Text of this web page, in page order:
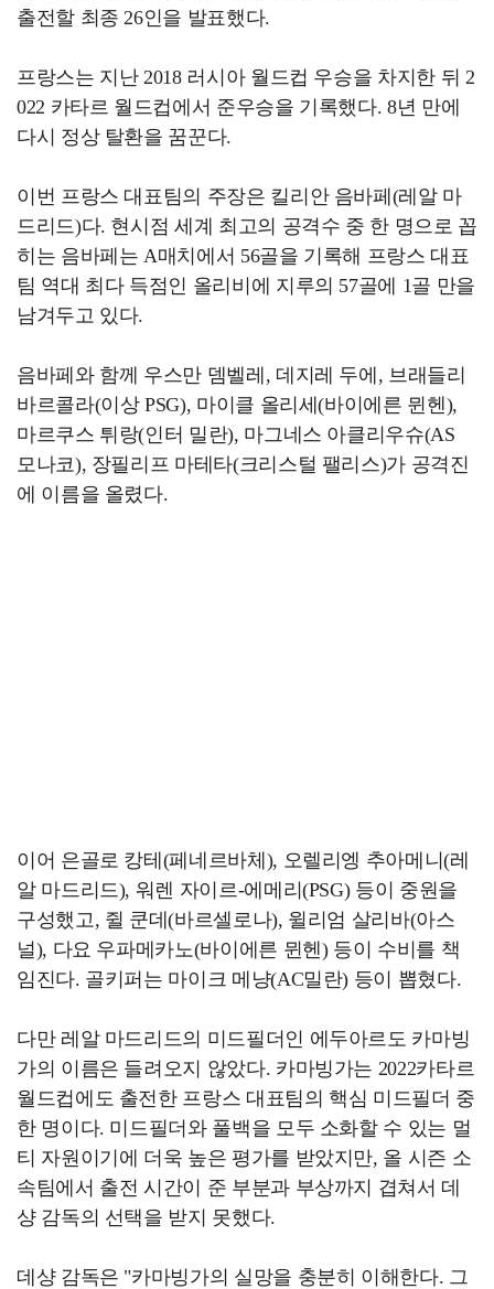
출전할 최종 26인을 발표했다.
프랑스는 지난 2018 러시아 월드컵 우승을 차지한 뒤 2
022 카타르 월드컵에서 준우승을 기록했다. 8년 만에
다시 정상 탈환을 꿈꾼다.
이번 프랑스 대표팀의 주장은 킬리안 음바페(레알 마
드리드)다. 현시점 세계 최고의 공격수 중 한 명으로 꼽
히는 음바페는 A매치에서 56골을 기록해 프랑스 대표
팀 역대 최다 득점인 올리비에 지루의 57골에 1골 만을
남겨두고 있다.
음바페와 함께 우스만 뎀벨레, 데지레 두에, 브래들리
바르콜라(이상 PSG), 마이클 올리세(바이에른 뮌헨),
마르쿠스 튀랑(인터 밀란), 마그네스 아클리우슈(AS
모나코), 장필리프 마테타(크리스털 팰리스)가 공격진
에 이름을 올렸다.
이어 은골로 캉테(페네르바체), 오렐리엥 추아메니(레
알 마드리드), 워렌 자이르-에메리(PSG) 등이 중원을
구성했고, 쥘 쿤데(바르셀로나), 윌리엄 살리바(아스
널), 다요 우파메카노(바이에른 뮌헨) 등이 수비를 책
임진다. 골키퍼는 마이크 메냥(AC밀란) 등이 뽑혔다.
다만 레알 마드리드의 미드필더인 에두아르도 카마빙
가의 이름은 들려오지 않았다. 카마빙가는 2022카타르
월드컵에도 출전한 프랑스 대표팀의 핵심 미드필더 중
한 명이다. 미드필더와 풀백을 모두 소화할 수 있는 멀
티 자원이기에 더욱 높은 평가를 받았지만, 올 시즌 소
속팀에서 출전 시간이 준 부분과 부상까지 겹쳐서 데
샹 감독의 선택을 받지 못했다.
데샹 감독은 "카마빙가의 실망을 충분히 이해한다. 그